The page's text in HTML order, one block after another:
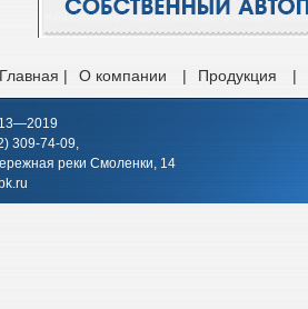
Главная | О компании | Продукция |
309-74-09,
реки Смоленки, 14